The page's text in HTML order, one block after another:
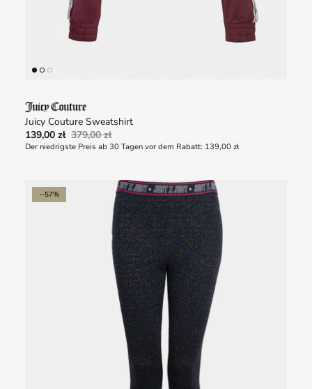
Juicy Couture Sweatshirt
139,00 zł 379,00 zł
Der niedrigste Preis ab 30 Tagen vor dem Rabatt: 139,00 zł
--57%